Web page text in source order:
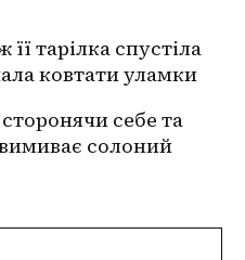
тарілка спустіла
ковтати уламки
себе та
солоний